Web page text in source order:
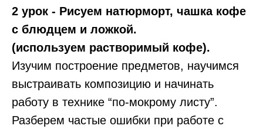
2 урок - Рисуем натюрморт, чашка кофе
с блюдцем и ложкой.
(используем растворимый кофе).
Изучим построение предметов, научимся
выстраивать композицию и начинать
работу в технике “по-мокрому листу”.
Разберем частые ошибки при работе с